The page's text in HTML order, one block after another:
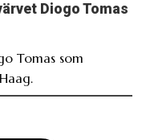
Diogo Tomas
Tomas som